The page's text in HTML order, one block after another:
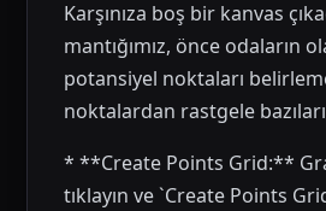
Karşınıza boş bir kanvas
mantığımız, önce odaların
potansiyel noktaları
noktalardan rastgele
* **Create Points Grid:**
tıklayın ve `Create Points